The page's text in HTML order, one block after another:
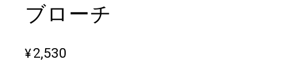
ブローチ
¥2,530